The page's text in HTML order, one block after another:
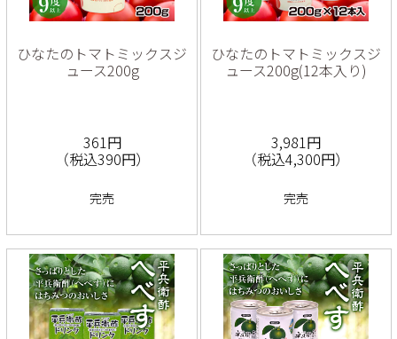
ひなたのトマトミックスジ
ュース200g
361円
（税込390円）
完売
ひなたのトマトミックスジ
ュース200g(12本入り)
3,981円
（税込4,300円）
完売